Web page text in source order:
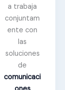
a trabaja
conjuntam
ente con
las
soluciones
de
comunicaci